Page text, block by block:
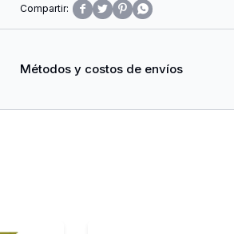
   
Métodos y costos de envíos